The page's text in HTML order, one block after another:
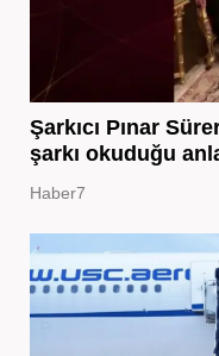
Şarkıcı Pınar
şarkı okuduğu
Haber7